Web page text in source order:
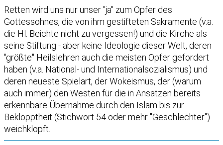
Retten wird uns nur unser "ja" zum Opfer des
Gottessohnes, die von ihm gestifteten Sakramente (v.a.
die Hl. Beichte nicht zu vergessen!) und die Kirche als
seine Stiftung - aber keine Ideologie dieser Welt, deren
"größte" Heilslehren auch die meisten Opfer gefordert
haben (v.a. National- und Internationalsozialismus) und
deren neueste Spielart, der Wokeismus, der (warum
auch immer) den Westen für die in Ansätzen bereits
erkennbare Übernahme durch den Islam bis zur
Beklopptheit (Stichwort 54 oder mehr "Geschlechter")
weichklopft.